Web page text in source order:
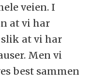
veien. I
at vi har
at vi har
Men vi
best sammen